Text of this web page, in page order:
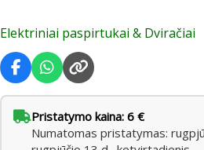
modeliams,
Elektriniai paspirtukai & Dviračiai
Pristatymo kaina: 6 €
Numatomas pristatymas: